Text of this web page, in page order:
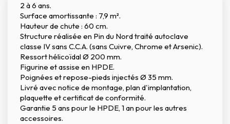
2 à 6 ans.
Surface amortissante : 7,9 m².
Hauteur de chute : 60 cm.
Structure réalisée en Pin du Nord traité autoclave
classe IV sans C.C.A. (sans Cuivre, Chrome et Arsenic).
Ressort hélicoïdal Ø 200 mm.
Figurine et assise en HPDE.
Poignées et repose-pieds injectés Ø 35 mm.
Livré avec notice de montage, plan d'implantation,
plaquette et certificat de conformité.
Garantie 5 ans pour le HPDE, 1 an pour les autres
accessoires.